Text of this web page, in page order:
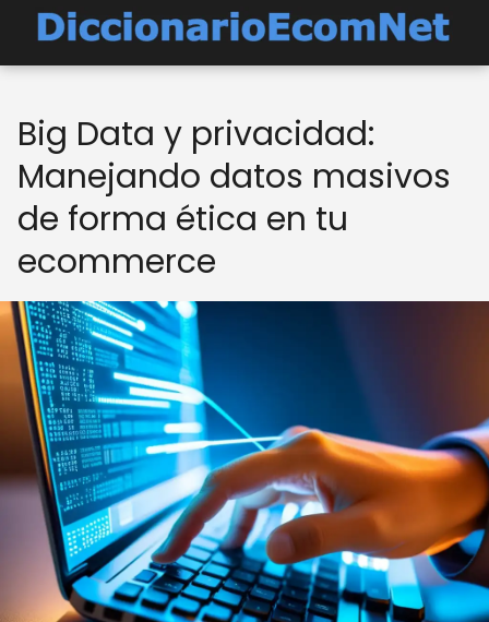
Big Data y privacidad:
Manejando datos masivos
de forma ética en tu
ecommerce